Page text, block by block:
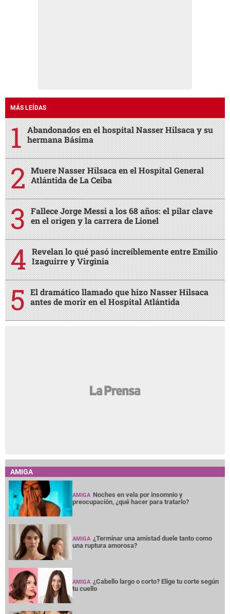
MÁS LEÍDAS
Abandonados en el hospital Nasser Hilsaca y su
hermana Básima
Muere Nasser Hilsaca en el Hospital General
Atlántida de La Ceiba
Fallece Jorge Messi a los 68 años: el pilar clave
en el origen y la carrera de Lionel
Revelan lo qué pasó increíblemente entre Emilio
Izaguirre y Virginia
El dramático llamado que hizo Nasser Hilsaca
antes de morir en el Hospital Atlántida
AMIGA
AMIGA Noches en vela por insomnio y
preocupación, ¿qué hacer para tratarlo?
AMIGA ¿Terminar una amistad duele tanto como
una ruptura amorosa?
AMIGA ¿Cabello largo o corto? Elige tu corte según
tu cuello